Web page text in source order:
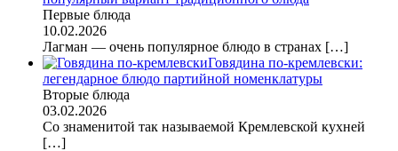
Первые блюда
10.02.2026
Лагман — очень популярное блюдо в странах […]
Говядина по-кремлевски:
легендарное блюдо партийной номенклатуры
Вторые блюда
03.02.2026
Со знаменитой так называемой Кремлевской кухней
[…]